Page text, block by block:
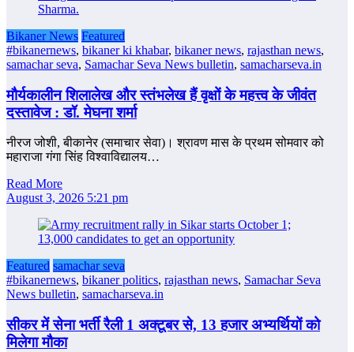
Bikaner News Featured
#bikanernews, bikaner ki khabar, bikaner news, rajasthan news,
samachar seva, Samachar Seva News bulletin, samacharseva.in
मौर्यकालीन शिलालेख और स्तंभलेख हैं वृक्षों के महत्त्व के जीवंत
दस्तावेज : डॉ. मेघना शर्मा
नीरज जोशी, बीकानेर (समाचार सेवा)। श्रावण मास के प्रथम सोमवार को
महाराजा गंगा सिंह विश्वाविद्यालय…
Read More
August 3, 2026 5:21 pm
Featured samachar seva
#bikanernews, bikaner politics, rajasthan news, Samachar Seva
News bulletin, samacharseva.in
सीकर में सेना भर्ती रैली 1 अक्टूबर से, 13 हजार अभ्यर्थियों को
मिलेगा मौका